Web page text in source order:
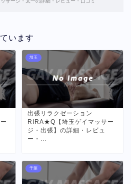
います
埼玉
出張リラクゼーション
RIRA★Q【埼玉ゲイマッサー
ジ・出張】の詳細・レビュ
ー・…
千葉